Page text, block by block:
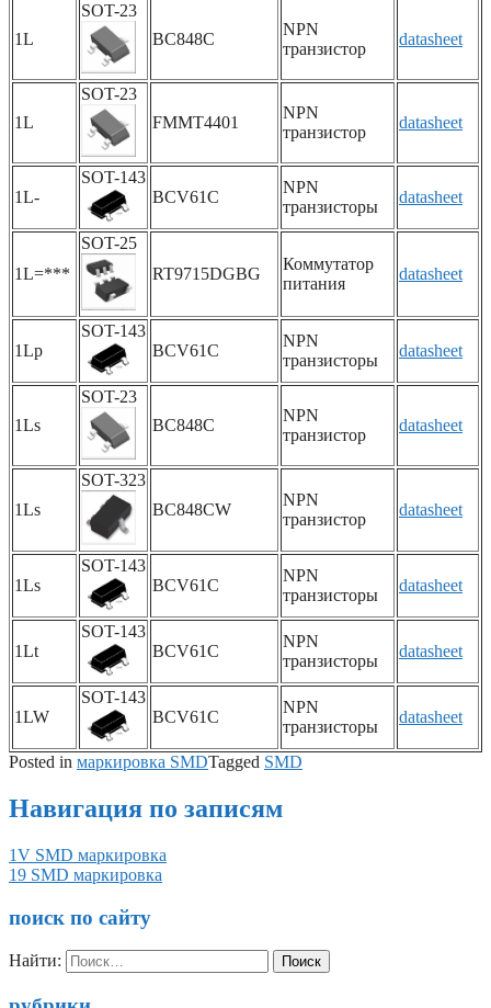
1L
SOT-23
BC848C
NPN
транзистор
datasheet
1L
SOT-23
FMMT4401
NPN
транзистор
datasheet
1L-
SOT-143
BCV61C
NPN
транзисторы
datasheet
1L=***
SOT-25
RT9715DGBG
Коммутатор
питания
datasheet
1Lp
SOT-143
BCV61C
NPN
транзисторы
datasheet
1Ls
SOT-23
BC848C
NPN
транзистор
datasheet
1Ls
SOT-323
BC848CW
NPN
транзистор
datasheet
1Ls
SOT-143
BCV61C
NPN
транзисторы
datasheet
1Lt
SOT-143
BCV61C
NPN
транзисторы
datasheet
1LW
SOT-143
BCV61C
NPN
транзисторы
datasheet
Posted in маркировка SMDTagged SMD
Навигация по записям
1V SMD маркировка
19 SMD маркировка
поиск по сайту
Найти: